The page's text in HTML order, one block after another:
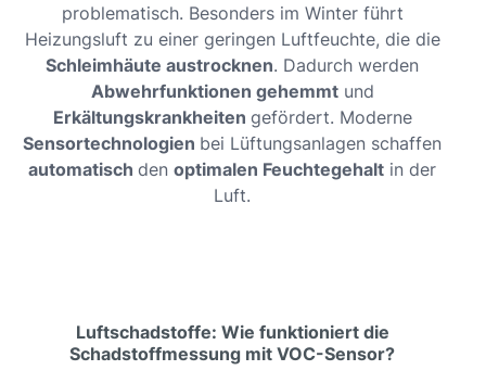
problematisch. Besonders im Winter führt
Heizungsluft zu einer geringen Luftfeuchte, die die
Schleimhäute austrocknen. Dadurch werden
Abwehrfunktionen gehemmtund
Erkältungskrankheiten gefördert. Moderne
Sensortechnologien bei Lüftungsanlagen schaffen
automatisch den optimalen Feuchtegehalt in der
Luft.
Luftschadstoffe: Wie funktioniert die
Schadstoffmessung mit VOC-Sensor?